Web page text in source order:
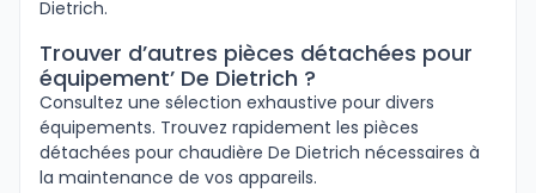
Dietrich.
Trouver d’autres pièces détachées pour
équipement’ De Dietrich ?
Consultez une sélection exhaustive pour divers
équipements. Trouvez rapidement les pièces
détachées pour chaudière De Dietrich nécessaires à
la maintenance de vos appareils.